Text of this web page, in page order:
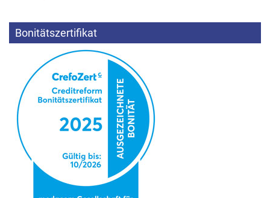
Bonitätszertifikat